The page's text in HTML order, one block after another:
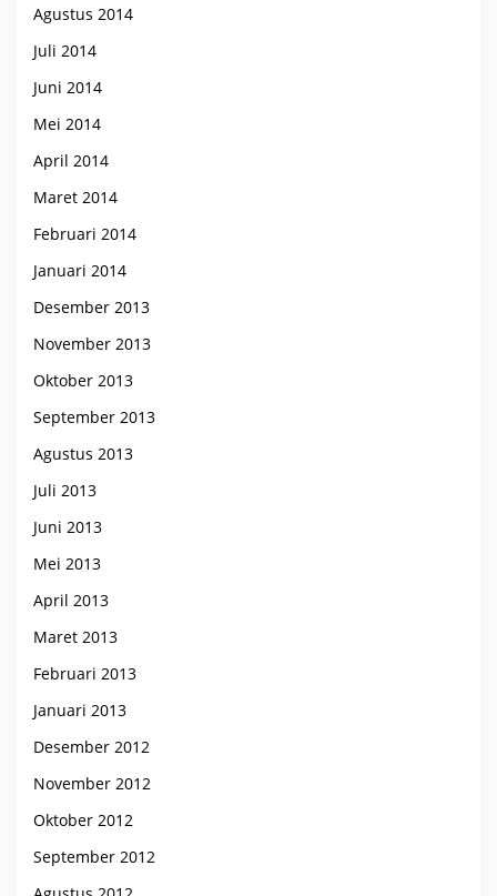
Agustus 2014
Juli 2014
Juni 2014
Mei 2014
April 2014
Maret 2014
Februari 2014
Januari 2014
Desember 2013
November 2013
Oktober 2013
September 2013
Agustus 2013
Juli 2013
Juni 2013
Mei 2013
April 2013
Maret 2013
Februari 2013
Januari 2013
Desember 2012
November 2012
Oktober 2012
September 2012